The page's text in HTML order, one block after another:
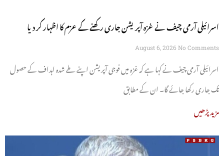
اسرائیلی آرمی چیف نے غزہ آپریشن جاری رکھنے کے عزم کا اظہار کر دیا
August 6, 2026 No Comments
اسرائیلی آرمی چیف نے کہا ہے کہ غزہ میں فوجی آپریشن اپنے طے شدہ اہداف کے حصول
تک جاری رکھا جائے گا۔ ان کے مطابق
مزید پڑھیں